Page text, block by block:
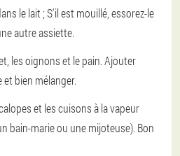
le lait ; S'il est mouillé, essorez-le
autre assiette.
les oignons et le pain. Ajouter
bien mélanger.
et les cuisons à la vapeur
bain-marie ou une mijoteuse). Bon